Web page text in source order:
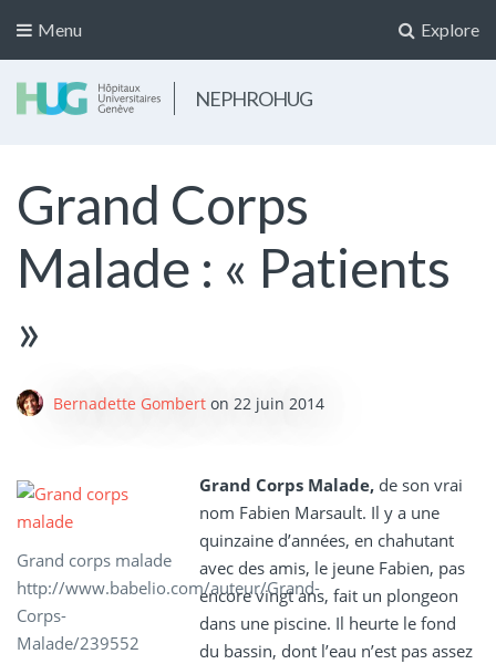
Explore
Menu
NEPHROHUG
Grand Corps
Malade : « Patients
»
Bernadette Gombert on 22 juin 2014
Grand corps malade
http://www.babelio.com/auteur/Grand-
Corps-
Malade/239552
Grand Corps Malade, de son vrai
nom Fabien Marsault. Il y a une
quinzaine d’années, en chahutant
avec des amis, le jeune Fabien, pas
encore vingt ans, fait un plongeon
dans une piscine. Il heurte le fond
du bassin, dont l’eau n’est pas assez